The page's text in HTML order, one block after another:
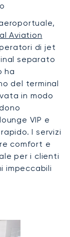
Aviation
di jet
separato
ha
del terminal
in modo
VIP e
I servizi
comfort e
per i clienti
impeccabili